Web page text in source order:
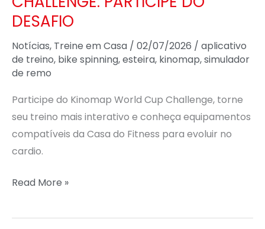
DESAFIO
Notícias, Treine em Casa / 02/07/2026 / aplicativo
de treino, bike spinning,esteira, kinomap,simulador
de remo
Participe do Kinomap World Cup Challenge, torne
seu treino mais interativo e conheça equipamentos
compatíveis da Casa do Fitness para evoluir no
cardio.
Read More »